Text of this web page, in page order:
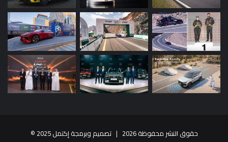
حقوق النشر محفوظة 2026 | تصميم وبرمجة إكتمل 2025 ©